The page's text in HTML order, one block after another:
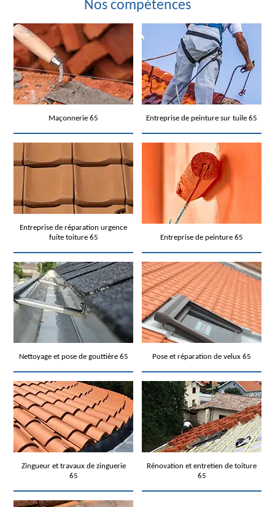
Nos compétences
Maçonnerie 65 Entreprise de peinture sur tuile 65
Entreprise de réparation urgence
fuite toiture 65
Entreprise de peinture 65
Nettoyage et pose de gouttière 65 Pose et réparation de velux 65
Zingueur et travaux de zinguerie
65
Rénovation et entretien de toiture
65